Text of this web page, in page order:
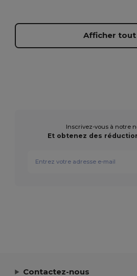
Afficher tout
Inscrivez-vous à notre
Et obtenez des
Contactez-nous